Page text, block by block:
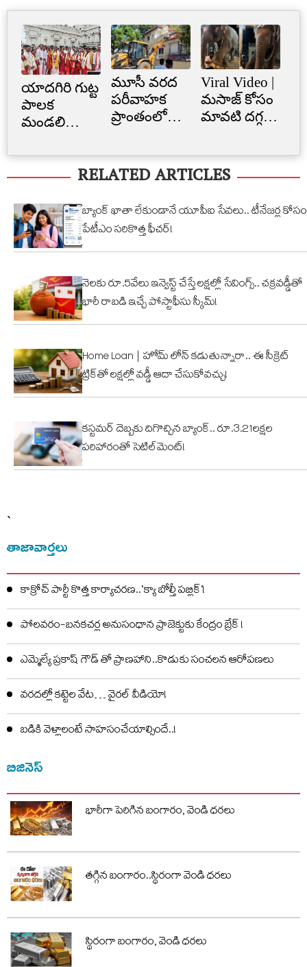
యాదగిరి గుట్ట
పాలక
మండలి
స్వీకారం
మూసీ వరద
పరీవాహక
ప్రాంతంలో
నిర్మాణం..
నార్సింగిలో
స్కూల్‌
భవనం
కూల్చివేత
Viral Video |
మసాజ్ కోసం
మావటి దగ్గర
ఏనుగు..
క్యూట్
వీడియో
వైరల్!
RELATED ARTICLES
బ్యాంక్ ఖాతా లేకుండానే యూపీఐ సేవలు.. టీనేజర్ల కోసం
పేటీఎం సరికొత్త ఫీచర్!
నెలకు రూ.5వేలు ఇన్వెస్ట్ చేస్తే లక్షల్లో సేవింగ్స్.. చక్రవడ్డీతో
భారీ రాబడి ఇచ్చే పోస్టాఫీసు స్కీమ్!
Home Loan | హోమ్ లోన్ కడుతున్నారా.. ఈ సీక్రెట్
ట్రిక్‌తో లక్షల్లో వడ్డీ ఆదా చేసుకోవచ్చు!
కస్టమర్ దెబ్బకు దిగొచ్చిన బ్యాంక్.. రూ.3.21లక్షల
పరిహారంతో సెటిల్‌మెంట్!
`
తాజావార్తలు
కాక్రోచ్ పార్టీ కొత్త కార్యాచరణ..‘క్యా బోల్తీ పబ్లిక్’!
పోలవరం-బనకచర్ల అనుసంధాన ప్రాజెక్టుకు కేంద్రం బ్రేక్ !
ఎమ్మెల్యే ప్రకాష్ గౌడ్ తో ప్రాణహాని..కొడుకు సంచలన ఆరోపణలు
వరదల్లో కట్టెల వేట… వైరల్ వీడియో!
బడికి వెళ్లాలంటే సాహసంచేయాల్సిందే..!
బిజినెస్
భారీగా పెరిగిన బంగారం, వెండి ధరలు
తగ్గిన బంగారం..స్థిరంగా వెండి ధరలు
స్థిరంగా బంగారం, వెండి ధరలు